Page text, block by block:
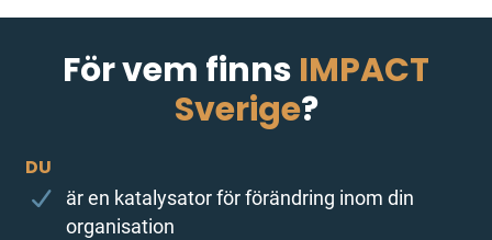
För vem finns IMPACT
Sverige?
DU
är en katalysator för förändring inom din
organisation